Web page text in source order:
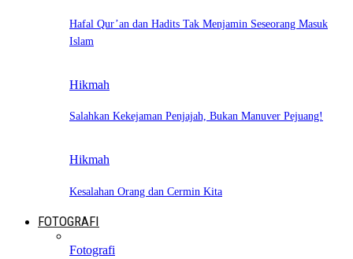
Hafal Qur’an dan Hadits Tak Menjamin Seseorang Masuk
Islam
Hikmah
Salahkan Kekejaman Penjajah, Bukan Manuver Pejuang!
Hikmah
Kesalahan Orang dan Cermin Kita
FOTOGRAFI
Fotografi